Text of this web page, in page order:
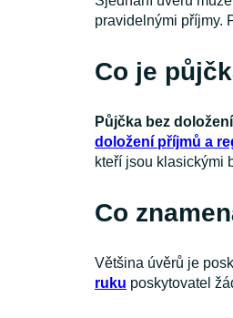
pravidelnými příjmy.
Co je
Půjčka bez
doložení příjmů a
kteří jsou klasickými
Co
Většina úvěrů je
ruku poskytovatel